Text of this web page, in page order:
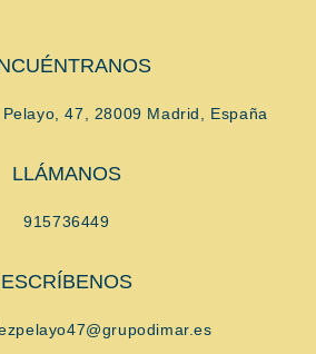
47, 28009 Madrid, España
LLÁMANOS
915736449
ESCRÍBENOS